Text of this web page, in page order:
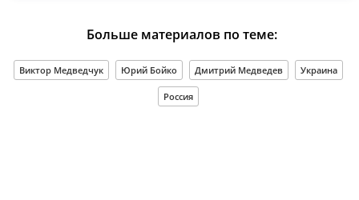
Больше материалов по теме:
Виктор Медведчук Юрий Бойко Дмитрий Медведев Украина
Россия